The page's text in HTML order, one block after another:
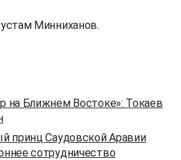
Минниханов.
на Ближнем Востоке»: Токаев
принц Саудовской Аравии
сотрудничество